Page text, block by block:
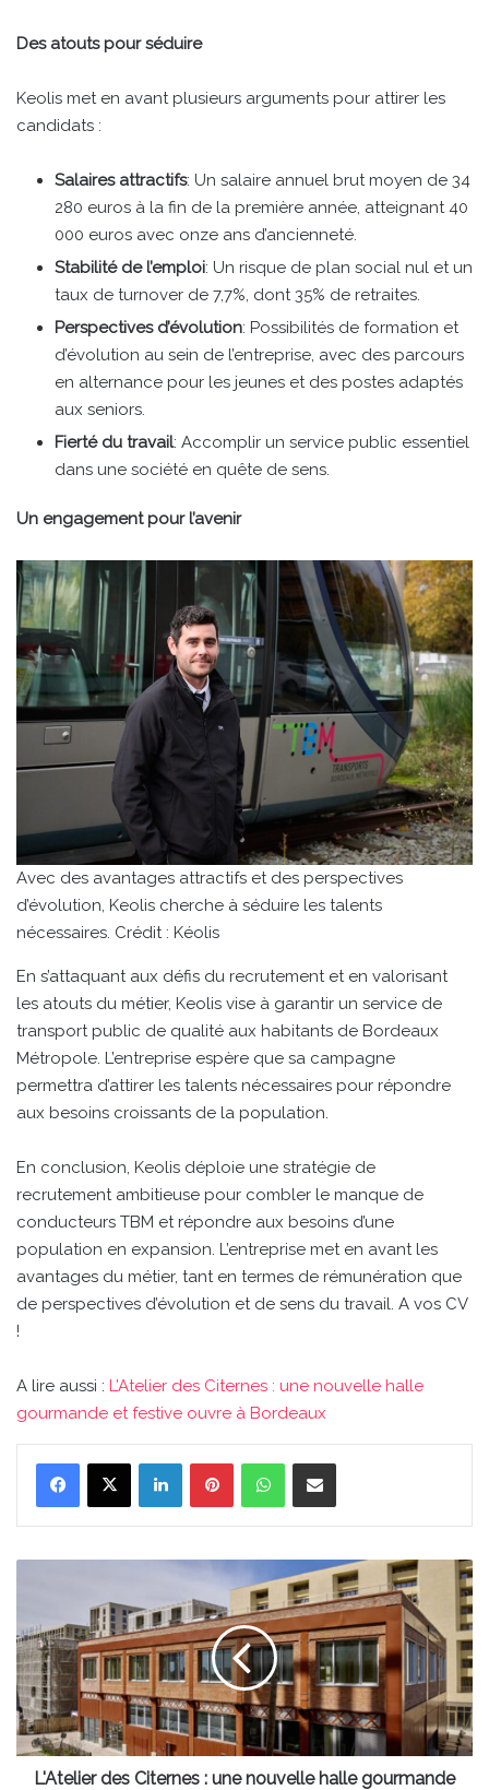
Des atouts pour séduire
Keolis met en avant plusieurs arguments pour attirer les
candidats :
Salaires attractifs: Un salaire annuel brut moyen de 34
280 euros à la fin de la première année, atteignant 40
000 euros avec onze ans d’ancienneté.
Stabilité de l’emploi: Un risque de plan social nul et un
taux de turnover de 7,7%, dont 35% de retraites.
Perspectives d’évolution: Possibilités de formation et
d’évolution au sein de l’entreprise, avec des parcours
en alternance pour les jeunes et des postes adaptés
aux seniors.
Fierté du travail: Accomplir un service public essentiel
dans une société en quête de sens.
Un engagement pour l’avenir
Avec des avantages attractifs et des perspectives
d’évolution, Keolis cherche à séduire les talents
nécessaires. Crédit : Kéolis
En s’attaquant aux défis du recrutement et en valorisant
les atouts du métier, Keolis vise à garantir un service de
transport public de qualité aux habitants de Bordeaux
Métropole. L’entreprise espère que sa campagne
permettra d’attirer les talents nécessaires pour répondre
aux besoins croissants de la population.
En conclusion, Keolis déploie une stratégie de
recrutement ambitieuse pour combler le manque de
conducteurs TBM et répondre aux besoins d’une
population en expansion. L’entreprise met en avant les
avantages du métier, tant en termes de rémunération que
de perspectives d’évolution et de sens du travail. A vos CV
!
A lire aussi : L’Atelier des Citernes : une nouvelle halle
gourmande et festive ouvre à Bordeaux
LinkedinPinterestWhatsAppPartager par email
:
une
nouvelle
halle
gourmande
et
festive
L'Atelier des Citernes : une nouvelle halle gourmande